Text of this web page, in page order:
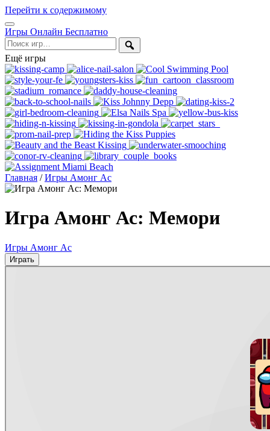
Перейти к содержимому
Открыть
меню
Игры Онлайн Бесплатно
Поиск
Ещё игры
Главная / Игры Амонг Ас
Игра Амонг Ас: Мемори
Игры Амонг Ас
Играть